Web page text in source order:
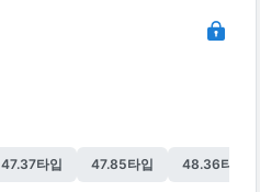
47.37타입 47.85타입 48.36타입